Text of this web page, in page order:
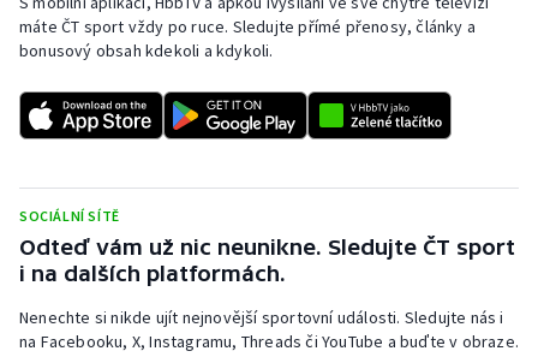
Sportovní střelba
Stolní tenis
Veslování
Vodní slalom
Volejbal
máte ČT sport vždy po ruce. Sledujte přímé přenosy, články a
bonusový obsah kdekoli a kdykoli.
SOCIÁLNÍ SÍTĚ
Odteď vám už nic neunikne. Sledujte ČT sport
i na dalších platformách.
Nenechte si nikde ujít nejnovější sportovní události. Sledujte nás i
na Facebooku, X, Instagramu, Threads či YouTube a buďte v obraze.